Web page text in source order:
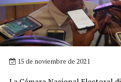
15 de noviembre de 2021